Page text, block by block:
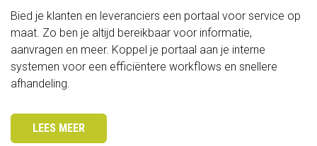
Blijf op de hoogte!
Benieuwd naar onze ontwikkelingen, tips &
nieuwsbrief!
Bied je klanten en leveranciers een portaal voor service op
maat. Zo ben je altijd bereikbaar voor informatie,
aanvragen en meer. Koppel je portaal aan je interne
systemen voor een efficiëntere workflows en snellere
afhandeling.
LEES MEER